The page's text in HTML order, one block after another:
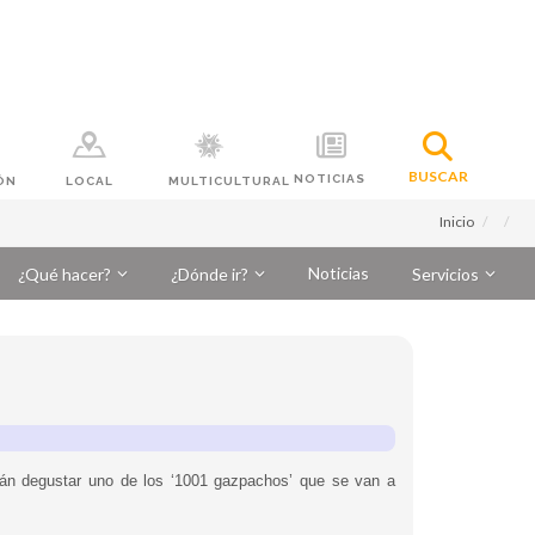
LOCAL MULTICULTURAL NOTICIAS BUSCAR
Inicio
¿Qué hacer? ¿Dónde ir? Noticias Servicios
degustar uno de los ‘1001 gazpachos’ que se van a